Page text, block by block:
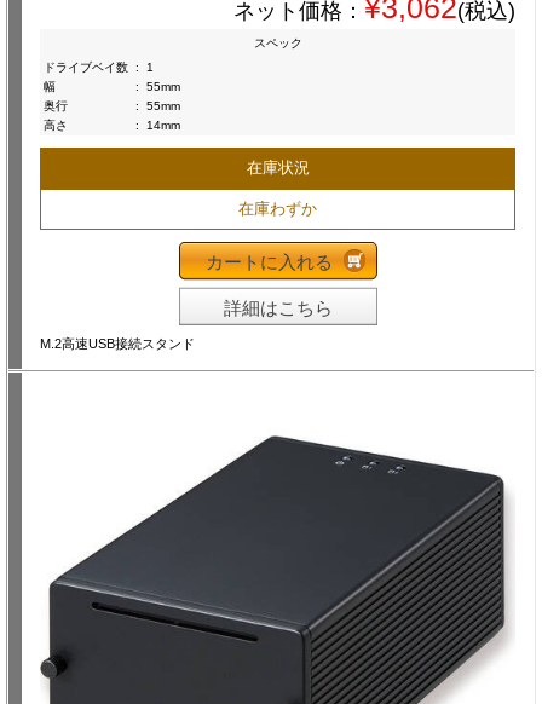
ネット価格： ¥3,062(税込)
スペック
ドライブベイ数 :
1
幅
:
55mm
奥行
:
55mm
高さ
: 14mm
在庫状況
在庫わずか
カートに入れる
詳細はこちら
M.2高速USB接続スタンド